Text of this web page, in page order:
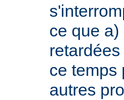
ce que
ce temps
autres